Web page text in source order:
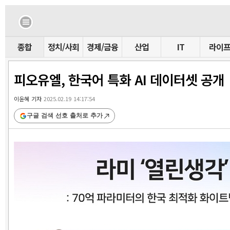
종합 정치/사회 경제/금융 산업 IT 라이프
피오유엘, 한국어 특화 AI 데이터셋 공개
이윤혜 기자2025.02.19 14:17:54
구글 검색 선호 출처로 추가